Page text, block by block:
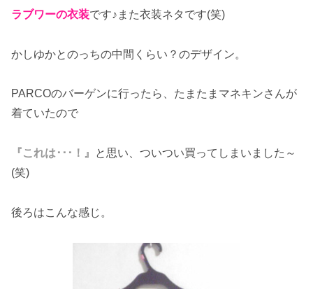
ラブワーの衣装です♪また衣装ネタです(笑)
かしゆかとのっちの中間くらい？のデザイン。
PARCOのバーゲンに行ったら、たまたまマネキンさんが
着ていたので
『これは･･･！』
と思い、ついつい買ってしまいました～
(笑)
後ろはこんな感じ。